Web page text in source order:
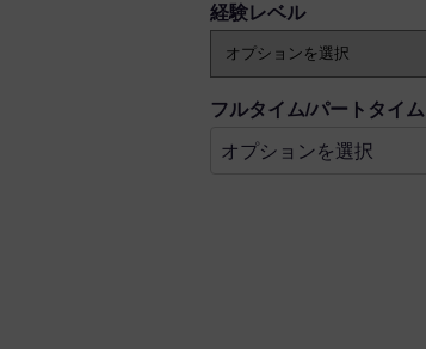
経験レベル
フルタイム/パートタイム